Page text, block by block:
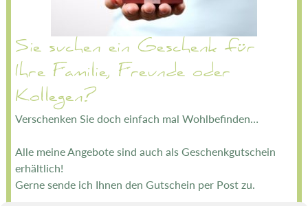
Sie suchen ein Geschenk für
Ihre Familie, Freunde oder
Kollegen?
Verschenken Sie doch einfach mal Wohlbefinden…
Alle meine Angebote sind auch als Geschenkgutschein
erhältlich!
Gerne sende ich Ihnen den Gutschein per Post zu.